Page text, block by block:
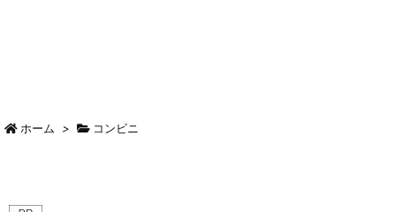
ホーム > コンビニ